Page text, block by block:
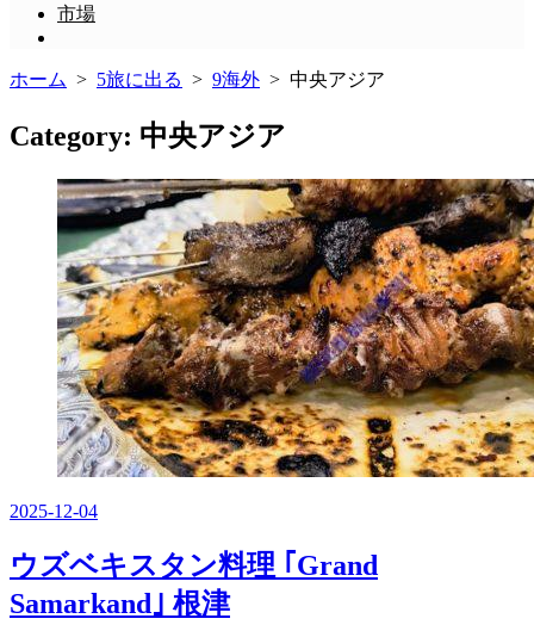
市場
ュ
閉
る
ホーム > 5旅に出る > 9海外 > 中央アジア
Category: 中央アジア
2025-12-04
ウズベキスタン料理 ｢Grand
Samarkand｣ 根津